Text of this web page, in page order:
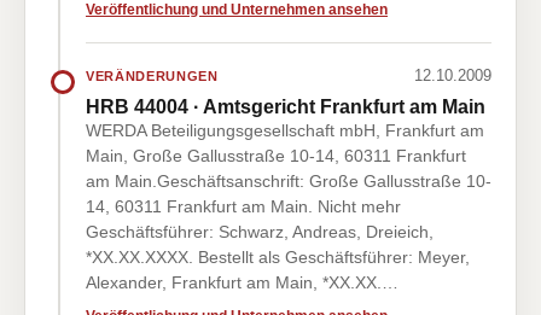
Veröffentlichung und Unternehmen ansehen
VERÄNDERUNGEN 12.10.2009
HRB 44004 · Amtsgericht Frankfurt am Main
WERDA Beteiligungsgesellschaft mbH, Frankfurt am
Main, Große Gallusstraße 10-14, 60311 Frankfurt
am Main.Geschäftsanschrift: Große Gallusstraße 10-
14, 60311 Frankfurt am Main. Nicht mehr
Geschäftsführer: Schwarz, Andreas, Dreieich,
*XX.XX.XXXX. Bestellt als Geschäftsführer: Meyer,
Alexander, Frankfurt am Main, *XX.XX.…